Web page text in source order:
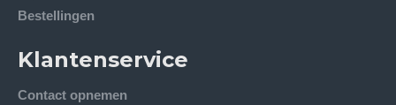
Bestellingen
Klantenservice
Contact opnemen